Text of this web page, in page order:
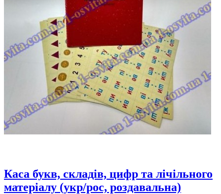
Каса букв, складів, цифр та лічільного
матеріалу (укр/рос, роздавальна)